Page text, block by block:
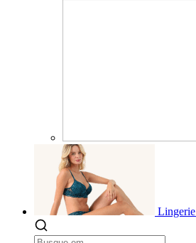
Lingerie